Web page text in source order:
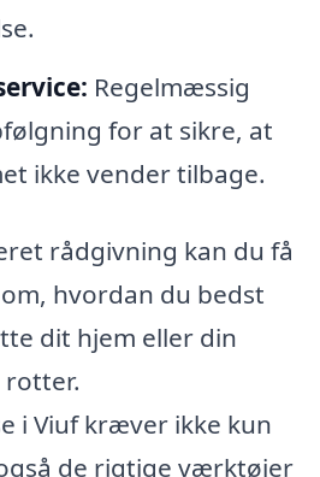
Regelmæssig
for at sikre, at
ikke vender tilbage.
rådgivning kan du få
hvordan du bedst
dit hjem eller din
i Viuf kræver ikke kun
de rigtige værktøjer